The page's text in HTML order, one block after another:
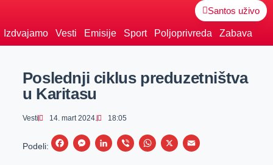
Santos uživo
Izdvajamo Vesti Emisije Sport Poljoprivreda Zabava
Poslednji ciklus preduzetništva
u Karitasu
Vesti 14. mart 2024. 18:05
Podeli:
F
M
L
V
W
X
E